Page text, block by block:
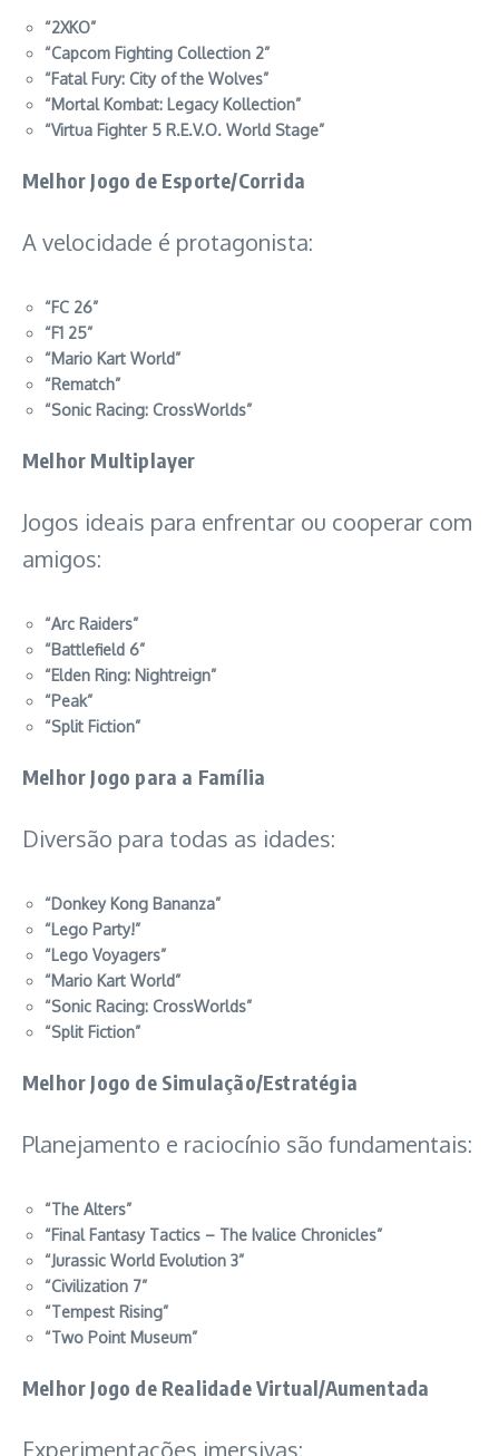
“2XKO”
“Capcom Fighting Collection 2”
“Fatal Fury: City of the Wolves”
“Mortal Kombat: Legacy Kollection”
“Virtua Fighter 5 R.E.V.O. World Stage”
Melhor Jogo de Esporte/Corrida
A velocidade é protagonista:
“FC 26”
“F1 25”
“Mario Kart World”
“Rematch”
“Sonic Racing: CrossWorlds”
Melhor Multiplayer
Jogos ideais para enfrentar ou cooperar com
amigos:
“Arc Raiders”
“Battlefield 6”
“Elden Ring: Nightreign”
“Peak”
“Split Fiction”
Melhor Jogo para a Família
Diversão para todas as idades:
“Donkey Kong Bananza”
“Lego Party!”
“Lego Voyagers”
“Mario Kart World”
“Sonic Racing: CrossWorlds”
“Split Fiction”
Melhor Jogo de Simulação/Estratégia
Planejamento e raciocínio são fundamentais:
“The Alters”
“Final Fantasy Tactics – The Ivalice Chronicles”
“Jurassic World Evolution 3”
“Civilization 7”
“Tempest Rising”
“Two Point Museum”
Melhor Jogo de Realidade Virtual/Aumentada
Experimentações imersivas: